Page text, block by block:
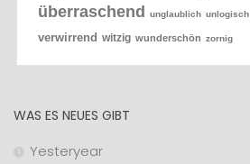
überraschend unglaublich unlogisch
verwirrend witzig wunderschön zornig
WAS ES NEUES GIBT
Yesteryear